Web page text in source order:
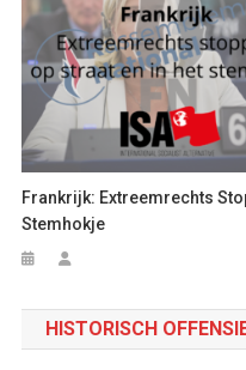
Frankrijk: Extreemrechts
Stemhokje
HISTORISCH